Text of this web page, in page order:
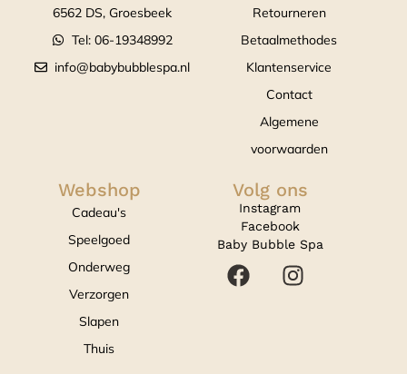
6562 DS, Groesbeek
Tel: 06-19348992
info@babybubblespa.nl
Retourneren
Betaalmethodes
Klantenservice
Contact
Algemene
voorwaarden
Webshop
Cadeau's
Speelgoed
Onderweg
Verzorgen
Slapen
Thuis
Volg ons
Instagram
Facebook
Baby Bubble Spa